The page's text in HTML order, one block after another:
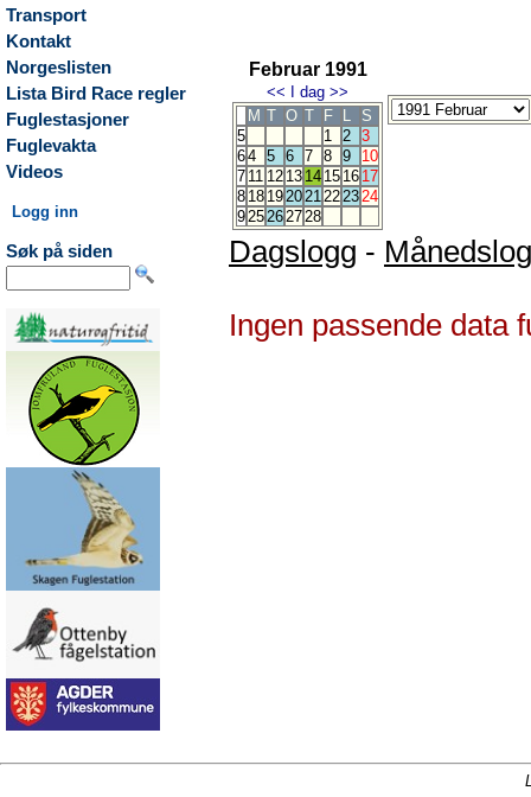
Transport
Kontakt
Norgeslisten
Lista Bird Race regler
Fuglestasjoner
Fuglevakta
Videos
Logg inn
Søk på siden
Februar 1991
<< I dag >>
M T O T F L
S
5
1 2 3
64 5 6 7 8 9
10
7 11 12 13 14 15 16 17
8 18 192021222324
925262728
Dagslogg -
Ingen passende data